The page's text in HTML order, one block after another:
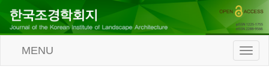
T
o
MENU